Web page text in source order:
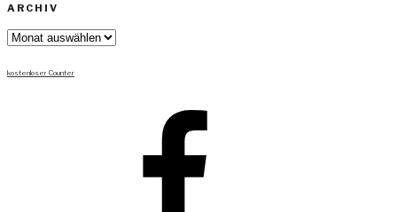
ARCHIV
Archiv
kostenloser Counter